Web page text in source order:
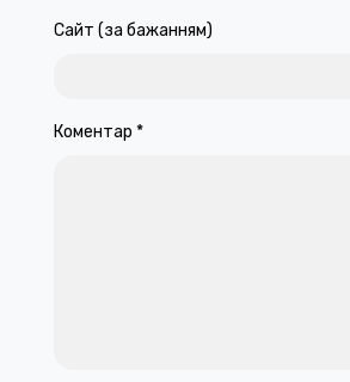
Сайт (за бажанням)
Коментар *